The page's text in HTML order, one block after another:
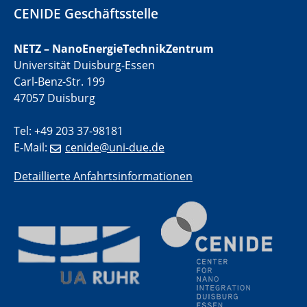
GDCh Kolloquium
29.07.2025
Colloquium IMPR SusMet
challenges for a successful circular economy
Colloquia Series on Sustainable Metallurgy
by Design Framework and AI in Circular Economy
28.08.2025
2D-MATURE Seminar Series
04.09.2025
CENIDE Geschäftsstelle
NETZ – NanoEnergieTechnikZentrum
Universität Duisburg-Essen
Carl-Benz-Str. 199
47057 Duisburg
Tel: +49 203 37-98181
E-Mail:
cenide@uni-due.de
Detaillierte Anfahrtsinformationen